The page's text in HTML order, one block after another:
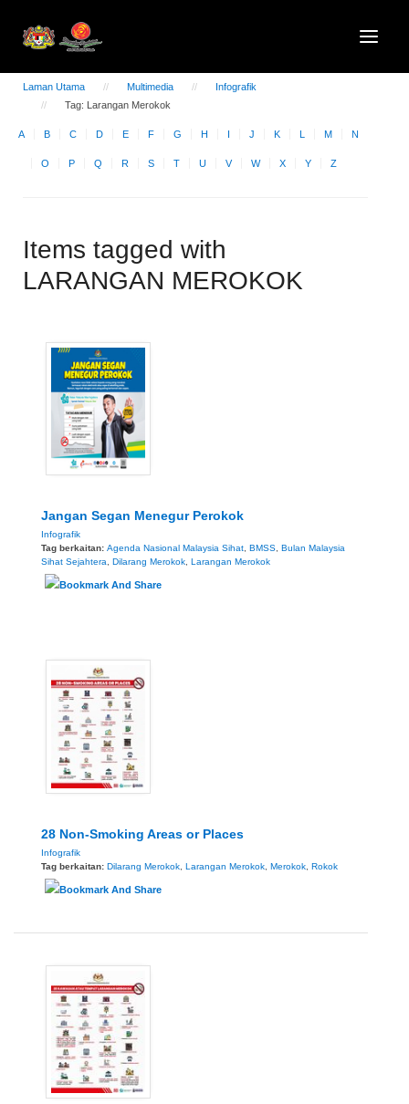
Laman Utama Multimedia
Infografik
Tag: Larangan Merokok
A B C D E F G H I J K L M N
O P Q R S T U V W X Y Z
Items tagged with
LARANGAN MEROKOK
Jangan Segan Menegur Perokok
Infografik
Tag berkaitan: Agenda Nasional Malaysia Sihat, BMSS, Bulan Malaysia
Sihat Sejahtera, Dilarang Merokok, Larangan Merokok
28 Non-Smoking Areas or Places
Infografik
Tag berkaitan: Dilarang Merokok Larangan Merokok Merokok Rokok